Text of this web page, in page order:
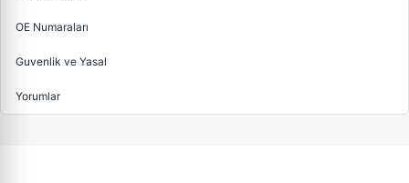
OE Numaraları
Guvenlik ve Yasal
Yorumlar